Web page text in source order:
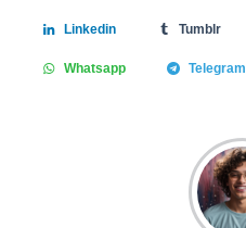
Linkedin Tumblr
Whatsapp Telegram